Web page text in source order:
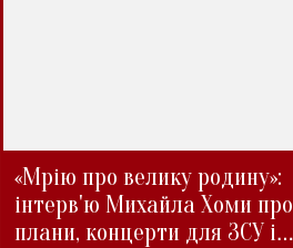
«Мрію про велику родину»:
інтерв'ю Михайла Хоми про
плани, концерти для ЗСУ і